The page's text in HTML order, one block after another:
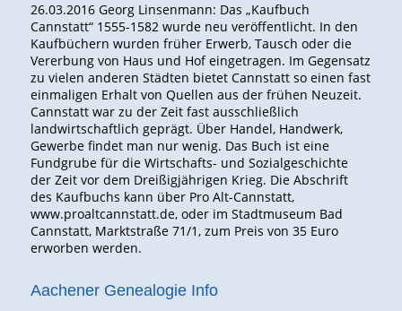
26.03.2016 Georg Linsenmann: Das „Kaufbuch
Cannstatt“ 1555-1582 wurde neu veröffentlicht. In den
Kaufbüchern wurden früher Erwerb, Tausch oder die
Vererbung von Haus und Hof eingetragen. Im Gegensatz
zu vielen anderen Städten bietet Cannstatt so einen fast
einmaligen Erhalt von Quellen aus der frühen Neuzeit.
Cannstatt war zu der Zeit fast ausschließlich
landwirtschaftlich geprägt. Über Handel, Handwerk,
Gewerbe findet man nur wenig. Das Buch ist eine
Fundgrube für die Wirtschafts- und Sozialgeschichte
der Zeit vor dem Dreißigjährigen Krieg. Die Abschrift
des Kaufbuchs kann über Pro Alt-Cannstatt,
www.proaltcannstatt.de, oder im Stadtmuseum Bad
Cannstatt, Marktstraße 71/1, zum Preis von 35 Euro
erworben werden.
Aachener Genealogie Info